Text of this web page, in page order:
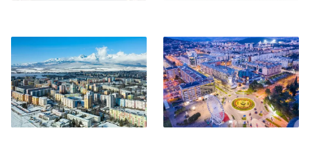
Poprad-Tatry Podgorica